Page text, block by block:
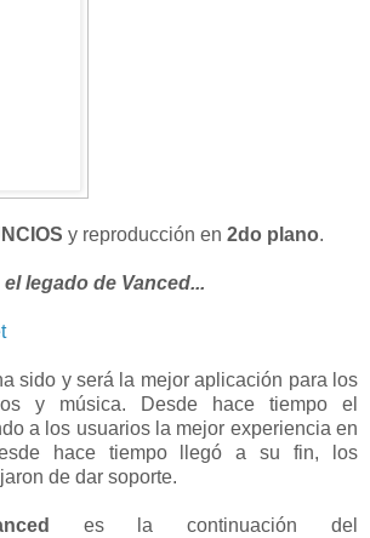
y reproducción en 2do plano.
legado de Vanced...
sido y será la mejor aplicación para los
y música. Desde hace tiempo el
a los usuarios la mejor experiencia en
hace tiempo llegó a su fin, los
de dar soporte.
es la continuación del